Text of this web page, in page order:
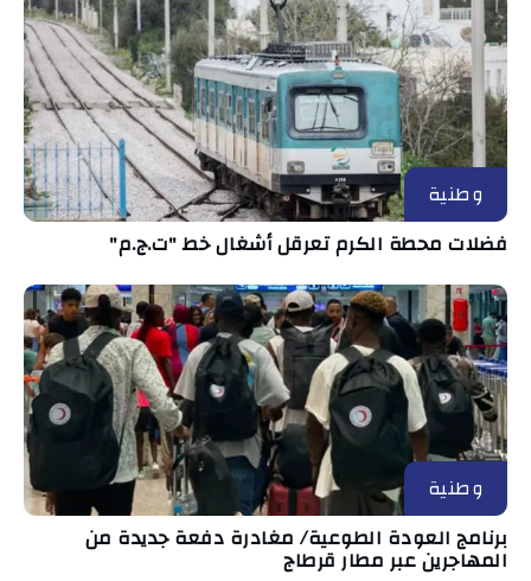
وطنية
فضلات محطة الكرم تعرقل أشغال خط "ت.ج.م"
وطنية
برنامج العودة الطوعية/ مغادرة دفعة جديدة من
المهاجرين عبر مطار قرطاج